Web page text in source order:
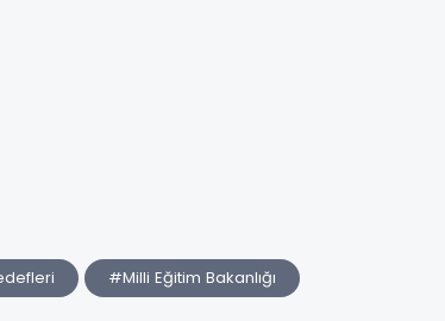
#Milli Eğitim Bakanlığı